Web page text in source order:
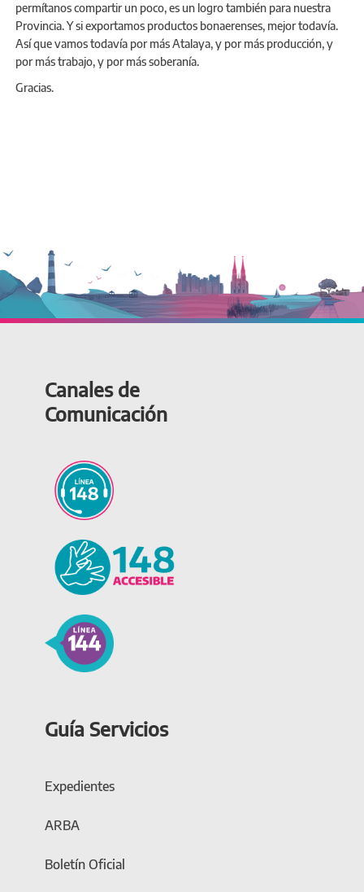
permítanos compartir un poco, es un logro también para nuestra
Provincia. Y si exportamos productos bonaerenses, mejor todavía.
Así que vamos todavía por más Atalaya, y por más producción, y
por más trabajo, y por más soberanía.
Gracias.
Canales de
Comunicación
Guía Servicios
Expedientes
ARBA
Boletín Oficial